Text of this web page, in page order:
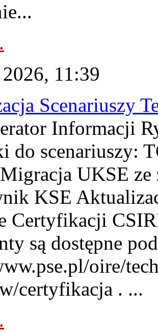
11:39
Scenariuszy
Informacji
do scenariuszy:
UKSE
KSE
Certyfikacji
są dostępne
oire/
certyfikacja . ...